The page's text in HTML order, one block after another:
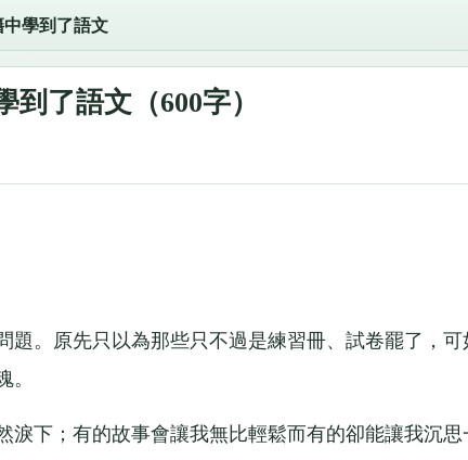
學到了語文
到了語文（600字）
。原先只以為那些只不過是練習冊、試卷罷了，可
下；有的故事會讓我無比輕鬆而有的卻能讓我沉思